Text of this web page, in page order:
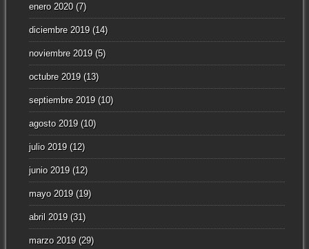
enero 2020(7)
diciembre 2019(14)
noviembre 2019(5)
octubre 2019(13)
septiembre 2019(10)
agosto 2019(10)
julio 2019(12)
junio 2019(12)
mayo 2019(19)
abril 2019(31)
marzo 2019(29)